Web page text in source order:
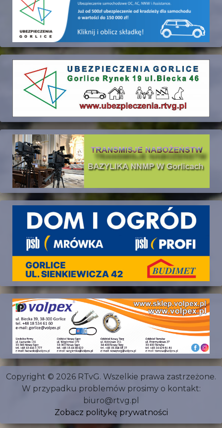
Copyright © 2026 RTvG. Wszelkie prawa zastrzeżone.
W przypadku problemów prosimy o kontakt:
biuro@rtvg.pl
Zobacz politykę prywatności